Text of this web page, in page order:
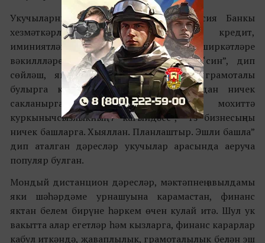
Укучыларны финанс нигезләренә Россия Банкы
хезмәткәрләре, Мәскәү биржасы, кредит,
иминиятләштерү һәм инвестиция ширкәтләре
вәкиллләре өйрәтте. ”Акчалар белән “син”, дип
сөйләш, яки ни өчен финанс яктан грамоталы
булырга кирәк?”, “Кибермошенниклардан ничек
сакланырга?”, “Виртуаль мохиттә
куркынычсызлыкның 7 кагыйдәсе”, “Үз бизнесыңны
ничек башларга. Хыяллан. Планлаштыр. Эшли башла”
дип аталган дәресләр укучылар арасында аеруча
популяр булган.
Мондый дистанцион дәресләр, мәктәпнең авылдамы
яки шәһәрдәме урнашуына карамастан, финанс
яктан белем бирүне һәркем өчен кулай итә. Шул ук
вакытта алар егетләр һәм кызларга, финанс карарлар
кабул иткәндә, җаваплылык, грамоталылык белән эш